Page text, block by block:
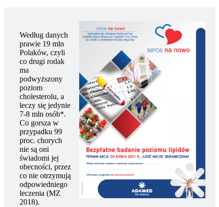
Według danych
prawie 19 mln
Polaków, czyli
co drugi rodak
ma
podwyższony
poziom
cholesterolu, a
leczy się jedynie
7-8 mln osób*.
Co gorsza w
przypadku 99
proc. chorych
nie są oni
świadomi jej
obecności, przez
co nie otrzymują
odpowiedniego
leczenia (MZ
2018).